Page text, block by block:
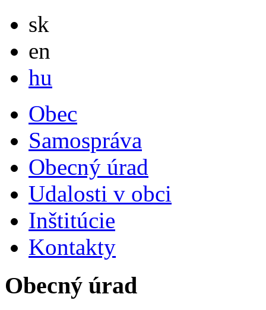
sk
en
hu
Obec
Samospráva
Obecný úrad
Udalosti v obci
Inštitúcie
Kontakty
Obecný úrad